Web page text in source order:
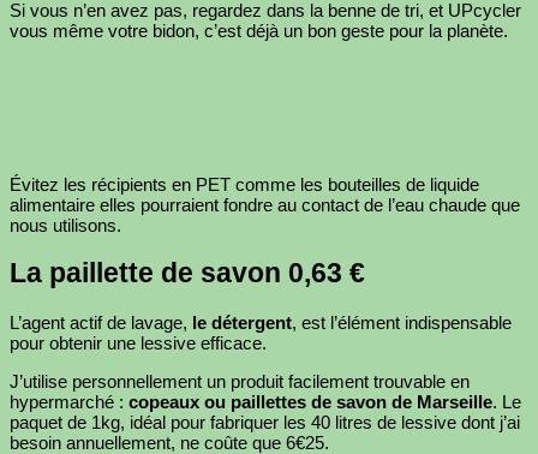
Si vous n’en avez pas, regardez dans la benne de tri, et UPcycler
vous même votre bidon, c’est déjà un bon geste pour la planète.
Évitez les récipients en PET comme les bouteilles de liquide
alimentaire elles pourraient fondre au contact de l’eau chaude que
nous utilisons.
La paillette de savon 0,63 €
L’agent actif de lavage, le détergent, est l’élément indispensable
pour obtenir une lessive efficace.
J’utilise personnellement un produit facilement trouvable en
hypermarché : copeaux ou paillettes de savon de Marseille. Le
paquet de 1kg, idéal pour fabriquer les 40 litres de lessive dont j’ai
besoin annuellement, ne coûte que 6€25.